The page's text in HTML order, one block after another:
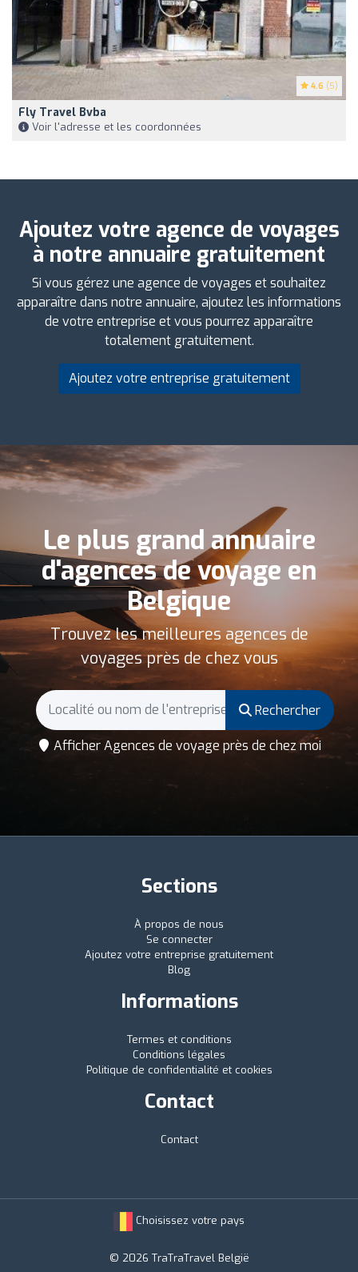
4.6 (5)
Fly Travel Bvba
Voir l'adresse et les coordonnées
Ajoutez votre agence de voyages
à notre annuaire gratuitement
Si vous gérez une agence de voyages et souhaitez
apparaître dans notre annuaire, ajoutez les informations
de votre entreprise et vous pourrez apparaître
totalement gratuitement.
Ajoutez votre entreprise gratuitement
Le plus grand annuaire
d'agences de voyage en
Belgique
Trouvez les meilleures agences de
voyages près de chez vous
Rechercher
Afficher Agences de voyage près de chez moi
Sections
À propos de nous
Se connecter
Ajoutez votre entreprise gratuitement
Blog
Informations
Termes et conditions
Conditions légales
Politique de confidentialité et cookies
Contact
Contact
Choisissez votre pays
© 2026 TraTraTravel België